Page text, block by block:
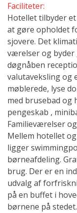
Faciliteter:
Hotellet tilbyder
at gøre opholdet
sjovere. Det
værelser og byder
døgnåben
valutaveksling og
møblerede, lyse
med brusebad
pengeskab ,
Familieværelser
Mellem hotellet
ligger
børneafdeling.
brug. Der er en
udvalg af
på en buffet i
børnene på stedet.